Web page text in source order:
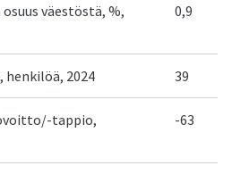
väestöstä, %,
0,9
henkilöä, 2024 39
tappio,
-63